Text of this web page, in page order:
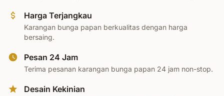
Harga Terjangkau
Karangan bunga papan berkualitas dengan harga
bersaing.
Pesan 24 Jam
Terima pesanan karangan bunga papan 24 jam non-stop.
Desain Kekinian